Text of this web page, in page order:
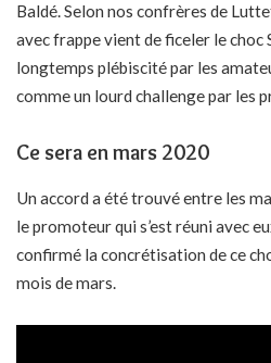
Baldé. Selon nos confrères de
avec frappe vient de ficeler le choc
longtemps plébiscité par les
comme un lourd challenge par les
Ce sera en mars 2020
Un accord a été trouvé entre les
le promoteur qui s’est réuni avec
confirmé la concrétisation de ce
mois de mars.